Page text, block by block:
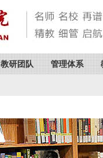
教研团队 管理体系